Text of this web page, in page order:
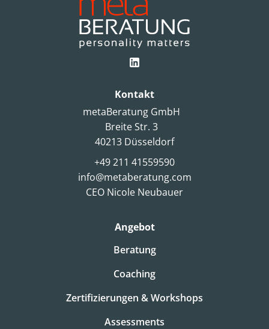
Kontakt
metaBeratung GmbH
Breite Str. 3
40213 Düsseldorf
+49 211 41559590
info@metaberatung.com
CEO Nicole Neubauer
Angebot
Beratung
Coaching
Zertifizierungen & Workshops
Assessments